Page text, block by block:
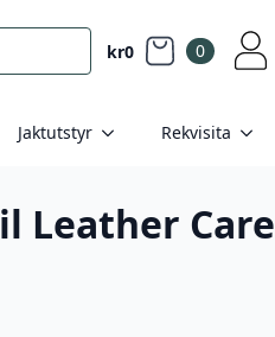
kr0 0
Jaktutstyr Rekvisita
Leather Care